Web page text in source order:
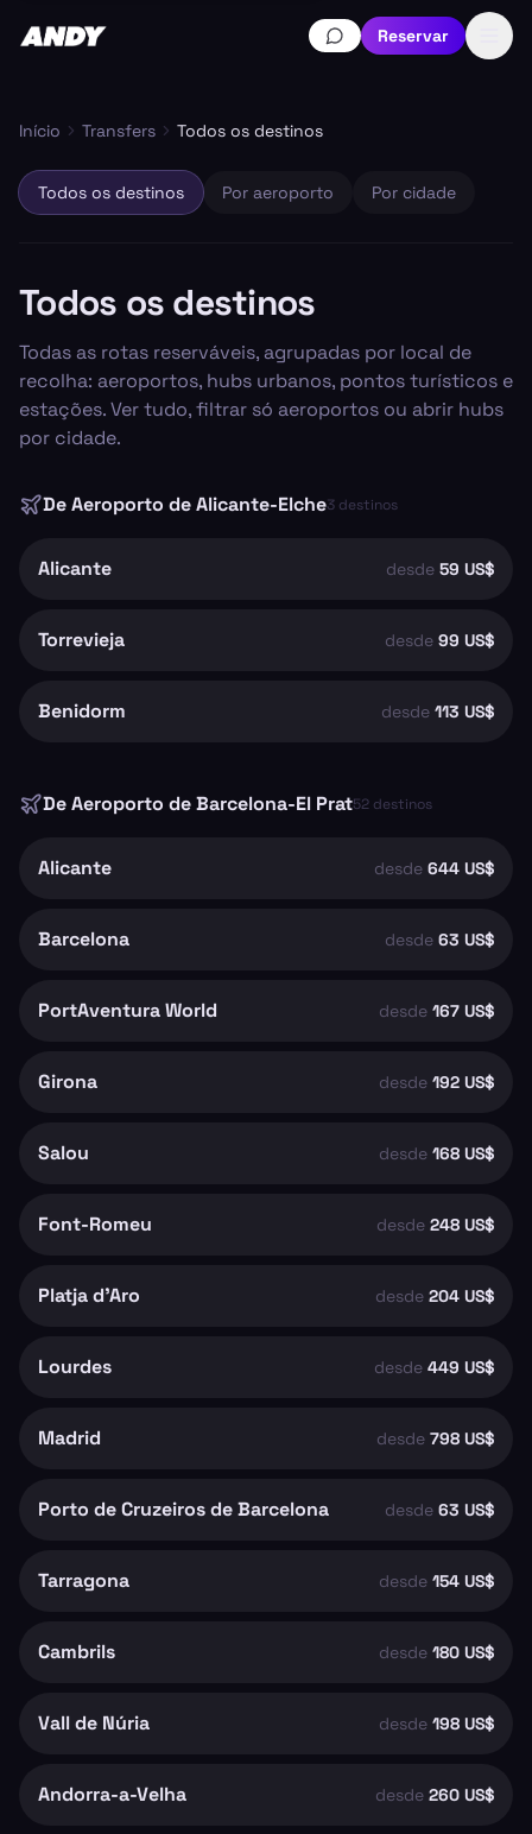
Reservar
Início Transfers Todos os destinos
Todos os destinos Por aeroporto Por cidade
Todos os destinos
Todas as rotas reserváveis, agrupadas por local de
recolha: aeroportos, hubs urbanos, pontos turísticos e
estações. Ver tudo, filtrar só aeroportos ou abrir hubs
por cidade.
DeAeroporto de Alicante-Elche3 destinos
Alicante desde 59 US$
Torrevieja desde 99 US$
Benidorm desde 113 US$
DeAeroporto de Barcelona-El Prat52 destinos
Alicante desde 644 US$
Barcelona desde 63 US$
PortAventura World desde 167 US$
Girona desde 192 US$
Salou desde 168 US$
Font-Romeu desde 248 US$
Platja d'Aro desde 204 US$
Lourdes desde 449 US$
Madrid desde 798 US$
Porto de Cruzeiros de Barcelona desde 63 US$
Tarragona desde 154 US$
Cambrils desde 180 US$
Vall de Núria desde 198 US$
Andorra-a-Velha desde 260 US$